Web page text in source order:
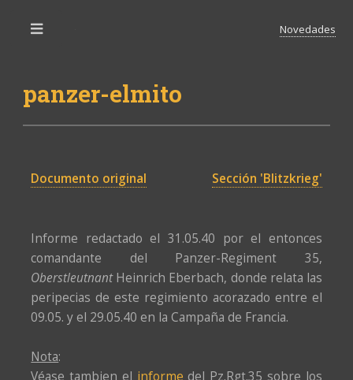
panzer-elmito
Novedades
Documento original Sección 'Blitzkrieg'
Informe redactado el 31.05.40 por el entonces
comandante del Panzer-Regiment 35,
OberstleutnantHeinrich Eberbach, donde relata las
peripecias de este regimiento acorazado entre el
09.05. y el 29.05.40 en la Campaña de Francia.
Nota:
Véase tambien el informe del Pz.Rgt.35 sobre los